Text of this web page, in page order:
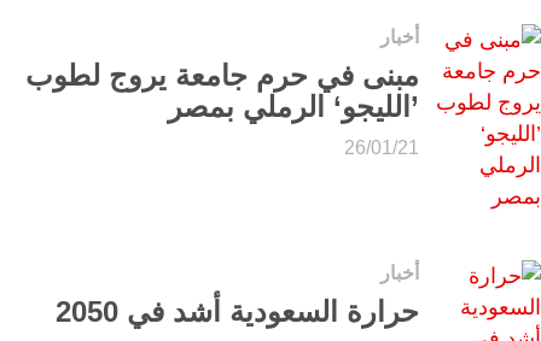
أخبار
مبنى في حرم جامعة يروج لطوب
’الليجو‘ الرملي بمصر
26/01/21
أخبار
حرارة السعودية أشد في 2050